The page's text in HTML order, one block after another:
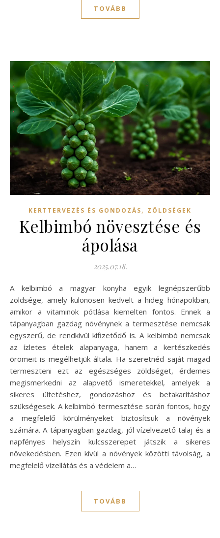
TOVÁBB
KERTTERVEZÉS ÉS GONDOZÁS, ZÖLDSÉGEK
Kelbimbó növesztése és
ápolása
2025.07.18.
A kelbimbó a magyar konyha egyik legnépszerűbb
zöldsége, amely különösen kedvelt a hideg hónapokban,
amikor a vitaminok pótlása kiemelten fontos. Ennek a
tápanyagban gazdag növénynek a termesztése nemcsak
egyszerű, de rendkívül kifizetődő is. A kelbimbó nemcsak
az ízletes ételek alapanyaga, hanem a kertészkedés
örömeit is megélhetjük általa. Ha szeretnéd saját magad
termeszteni ezt az egészséges zöldséget, érdemes
megismerkedni az alapvető ismeretekkel, amelyek a
sikeres ültetéshez, gondozáshoz és betakarításhoz
szükségesek. A kelbimbó termesztése során fontos, hogy
a megfelelő körülményeket biztosítsuk a növények
számára. A tápanyagban gazdag, jól vízelvezető talaj és a
napfényes helyszín kulcsszerepet játszik a sikeres
növekedésben. Ezen kívül a növények közötti távolság, a
megfelelő vízellátás és a védelem a…
TOVÁBB